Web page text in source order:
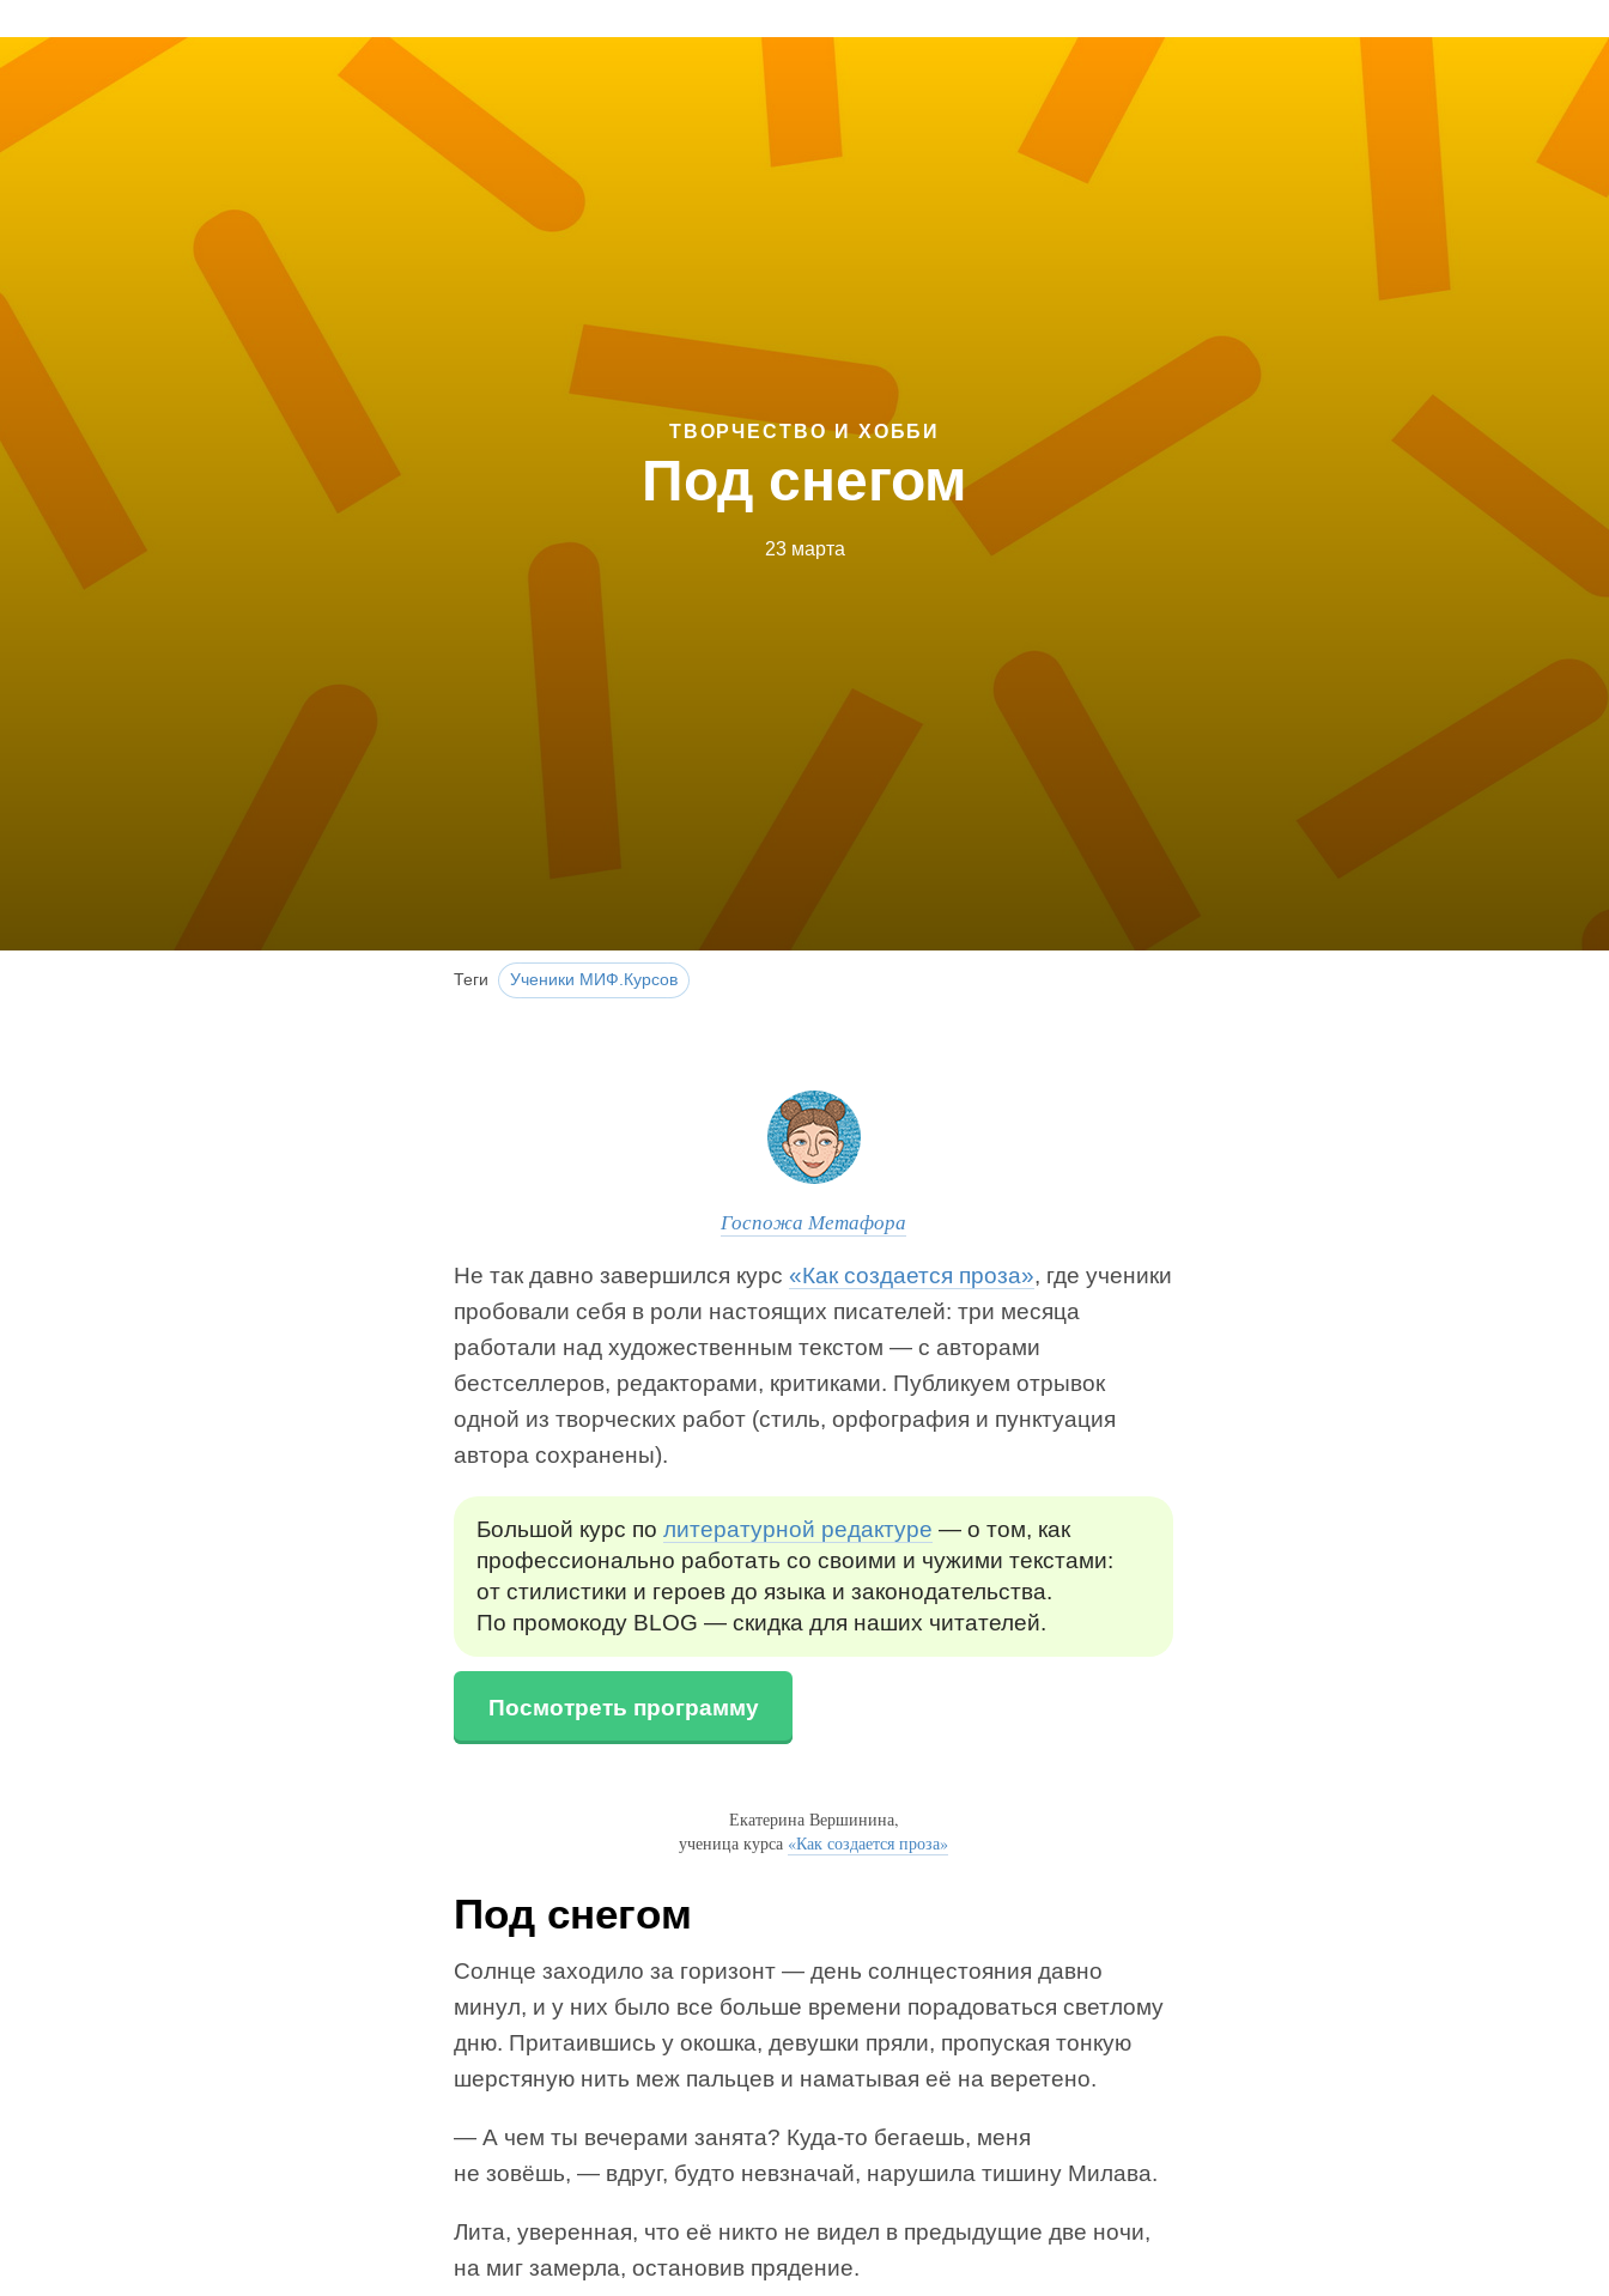
ТВОРЧЕСТВО И ХОББИ
Под снегом
23 марта
Теги Ученики МИФ.Курсов
Госпожа Метафора
Не так давно завершился курс «Как создается проза», где ученики
пробовали себя в роли настоящих писателей: три месяца
работали над художественным текстом — с авторами
бестселлеров, редакторами, критиками. Публикуем отрывок
одной из творческих работ (стиль, орфография и пунктуация
автора сохранены).
Большой курс по литературной редактуре — о том, как
профессионально работать со своими и чужими текстами:
от стилистики и героев до языка и законодательства.
По промокоду BLOG — скидка для наших читателей.
Посмотреть программу
Екатерина Вершинина,
ученица курса «Как создается проза»
Под снегом
Солнце заходило за горизонт — день солнцестояния давно
минул, и у них было все больше времени порадоваться светлому
дню. Притаившись у окошка, девушки пряли, пропуская тонкую
шерстяную нить меж пальцев и наматывая её на веретено.
— А чем ты вечерами занята? Куда-то бегаешь, меня
не зовёшь, — вдруг, будто невзначай, нарушила тишину Милава.
Лита, уверенная, что её никто не видел в предыдущие две ночи,
на миг замерла, остановив прядение.